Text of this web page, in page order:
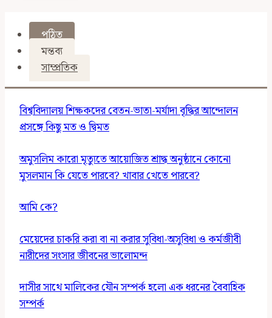
পঠিত
মন্তব্য
সাম্প্রতিক
বিশ্ববিদ্যালয় শিক্ষকদের বেতন-ভাতা-মর্যাদা বৃদ্ধির আন্দোলন
প্রসঙ্গে কিছু মত ও দ্বিমত
অমুসলিম কারো মৃত্যুতে আয়োজিত শ্রাদ্ধ অনুষ্ঠানে কোনো
মুসলমান কি যেতে পারবে? খাবার খেতে পারবে?
আমি কে?
মেয়েদের চাকরি করা বা না করার সুবিধা-অসুবিধা ও কর্মজীবী
নারীদের সংসার জীবনের ভালোমন্দ
দাসীর সাথে মালিকের যৌন সম্পর্ক হলো এক ধরনের বৈবাহিক
সম্পর্ক